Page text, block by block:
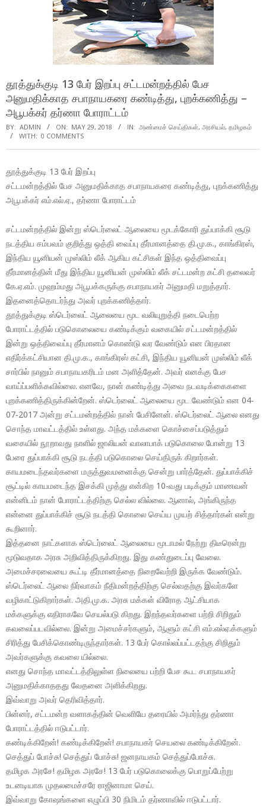
தூத்துக்குடி 13 பேர் இறப்பு சட்டமன்றத்தில் பேச
அனுமதிக்காத சபாநாயகரை கண்டித்து, புறக்கணித்து –
அபூபக்கர் தர்ணா போராட்டம்
BY: ADMIN ON: MAY 29, 2018 IN: அண்மைச் செய்திகள், அரசியல், தமிழகம்
WITH: 0 COMMENTS
தூத்துக்குடி 13 பேர் இறப்பு
சட்டமன்றத்தில் பேச அனுமதிக்காத சபாநாயகரை கண்டித்து, புறக்கணித்து
அபூபக்கர் எம்.எல்.ஏ., தர்ணா போராட்டம்
சட்டமன்றத்தில் இன்று ஸ்டெர்லைட் ஆலையை மூடக்கோரி துப்பாக்கி சூடு
நடத்திய சம்பவம் குறித்து ஒத்தி வைப்பு தீர்மானத்தை தி.மு.க., காங்கிரஸ்,
இந்திய யூனியன் முஸ்லிம் லீக் ஆகிய கட்சிகள் இந்த ஒத்திவைப்பு
தீர்மானத்தின் மீது இந்திய யூனியன் முஸ்லிம் லீக் சட்டமன்ற கட்சி தலைவர்
கே.ஏ.எம். முஹம்மது அபூபக்கருக்கு சபாநாயகர் அனுமதி மறுத்தார்.
இதனைத்தொடர்ந்து அவர் புறக்கணித்தார்.
தூத்துக்குடி ஸ்டெர்லைட் ஆலையை மூட வலியுறுத்தி நடைபெற்ற
போராட்டத்தில் படுகொலையை கண்டிக்கும் வகையில் சட்டமன்றத்தில்
இன்று ஒத்திவைப்பு தீர்மானம் கொண்டு வர வேண்டும் என பிரதான
எதிர்க்கட்சியான தி.மு.க., காங்கிரஸ் கட்சி, இந்திய யூனியன் முஸ்லிம் லீக்
சார்பில் நானும் சபாநாயகரிடம் மன அளித்தேன். அவர் எனக்கு பேச
வாய்ப்பளிக்கவில்லை. எனவே, நான் கண்டித்து அவை நடவடிக்கைகளை
புறக்கணித்திருக்கின்றேன். ஸ்டெர்லைட் ஆலையை மூட வேண்டும் என 04-
07-2017 அன்று சட்டமன்றத்தில் நான் பேசினேன். ஸ்டெர்லைட் ஆலை எனது
சொந்த மாவட்டத்தில் உள்ளது. அந்த மக்களை கொச்சைப்படுத்தும்
வகையில் நூறாவது நாளில் ஜாலியன் வாலாபாக் படுகொலை போன்று 13
பேரை துப்பாக்கி சூடு நடத்தி படுகொலை செய்திருக் கிறார்கள்.
காயமடைந்தவர்களை மருத்துவமனைக்கு சென்று பார்த்தேன். துப்பாக்கிச்
சூட்டில் காயமடைந்த இசக்கி முத்து என்கிற 10-வது படிக்கும் மாணவன்
என்னிடம் நான் போராட்டத்திற்கு செல்ல வில்லை. ஆனால், அங்கிருந்த
என்னை துப்பாக்கிச் சூடு நடத்தி கொலை செய்ய முயற் சித்தார்கள் என்று
கூறினார்.
இத்தனை நாட்களாக ஸ்டெர்லைட் ஆலையை மூடாமல் நேற்று திடீரென்று
மூடுவதாக அரசு அறிவித்திருக்கிறது. இது கண்துடைப்பு வேலை.
அமைச்சரவையை கூட்டி தீர்மானத்தை நிறைவேற்றி இருக்க வேண்டும்.
ஸ்டெர்லைட் ஆலை நிர்வாகம் நீதிமன்றத்திற்கு செல்வதற்கு இவர்களே
வழிகாட்டுகிறார்கள். அதி.மு.க. அரசு மக்கள் விரோத ஆட்சியாக
மக்களுக்கு எதிராகவே செயல்படு கிறது. இறந்தவர்களை பற்றி சிறிதும்
கவலைப்படவில்லை. இன்று அமைச்சர்களும், ஆளும் கட்சி எம்.எல்ஏ.க்களும்
சிரித்து பேசிக்கொண்டிருந்தார்கள். 13 பேர் கொல்லப்பட்டதற்கு சிறிதும்
அவர்களுக்கு கவலை யில்லை.
எனது சொந்த மாவட்டத்திலுள்ள நிலையை பற்றி பேச கூட சபாநாயகர்
அனுமதிக்காததது வேதனை அளிக்கிறது.
இவ்வாறு அவர் தெரிவித்தார்.
பின்னர், சட்டமன்ற வளாகத்தின் வெளியே தரையில் அமர்ந்து தர்ணா
போராட்டத்தில் ஈடுபட்டார்.
கண்டிக்கிறேன்! கண்டிக்கிறேன்! சபாநாயகர் செயலை கண்டிக்கிறேன்.
செத்துப் போச்சு! செத்துப் போச்சு! ஜனநாயகம் செத்துப்போச்சு.
தமிழக அரசே! தமிழக அரசே! 13 பேர் படுகொலைக்கு பொறுப்பேற்று
உடனடியாக முதலமைச்சரே ராஜினாமா செய்.
இவ்வாறு கோஷங்களை எழுப்பி 30 நிமிடம் தர்ணாவில் ஈடுபட்டார்.